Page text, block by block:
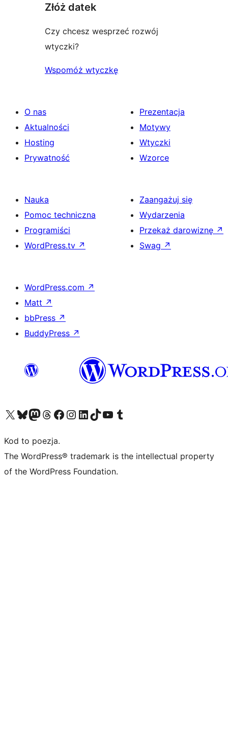
Złóż datek
Czy chcesz wesprzeć rozwój
wtyczki?
Wspomóż wtyczkę
O nas
Aktualności
Hosting
Prywatność
Prezentacja
Motywy
Wtyczki
Wzorce
Nauka
Pomoc techniczna
Programiści
WordPress.tv ↗
Zaangażuj się
Wydarzenia
Przekaż darowiznę ↗
Swag ↗
WordPress.com ↗
Matt ↗
bbPress ↗
BuddyPress ↗
Odwiedź nasze konto X (dawniej Twitter)
Odwiedź nasze konto Bluesky
Odwiedź nasze konto na Mastodoncie
Odwiedź naszego Threadsa
Odwiedź naszego Facebooka
Odwiedź nasze konto na Instagramie
Odwiedź nasze konto na LinkedIn
Odwiedź naszego TikToka
Odwiedź nasz kanał YouTube
Odwiedź naszego Tumblra
Kod to poezja.
The WordPress® trademark is the intellectual property
of the WordPress Foundation.